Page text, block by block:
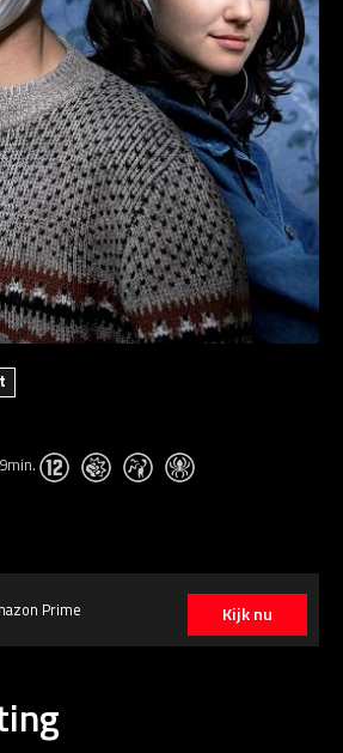
Kijk nu
Prime